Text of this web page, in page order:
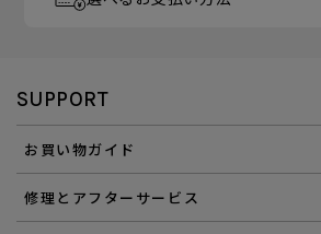
SUPPORT
お買い物ガイド
修理とアフターサービス